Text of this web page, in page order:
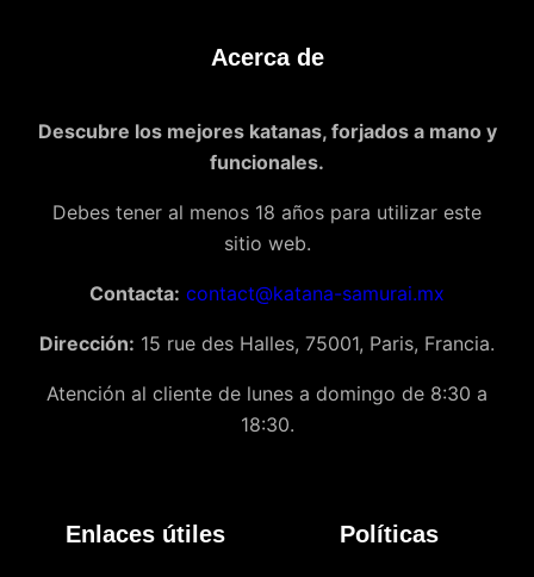
Acerca de
Descubre los mejores katanas, forjados a mano y
funcionales.
Debes tener al menos 18 años para utilizar este
sitio web.
Contacta: contact@katana-samurai.mx
Dirección: 15 rue des Halles, 75001, Paris, Francia.
Atención al cliente de lunes a domingo de 8:30 a
18:30.
Enlaces útiles Políticas